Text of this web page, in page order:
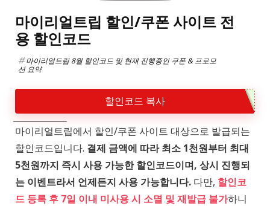
마이리얼트립 할인/쿠폰 사이트 전
용 할인코드
마이리얼트립 8월 할인코드 및 현재 진행중인 쿠폰 & 프로모
션 요약
할인코드 복사
마이리얼트립에서 할인/쿠폰 사이트 대상으로 발급되는
할인코드입니다. 결제 금액에 따라 최소 1천원부터 최대
5천원까지 즉시 사용 가능한 할인코드이며, 상시 진행되
는 이벤트라서 언제든지 사용 가능합니다. 다만, 할인코
드 등록 후 7일 이내 미사용 시 소멸 및 재발급 불가하니